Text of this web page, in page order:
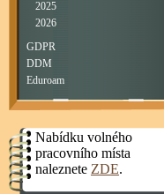
2025
2026
GDPR
DDM
Eduroam
Nabídku volného
pracovního místa
naleznete ZDE.